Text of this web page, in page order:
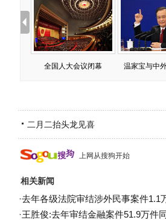
全国人大会议闭幕 温家宝与中
二月二抬头龙见喜
上网从搜狗开始
相关新闻
·去年各级法院审结涉外民事案件1.1
·王胜俊:去年审结金融案件51.9万件